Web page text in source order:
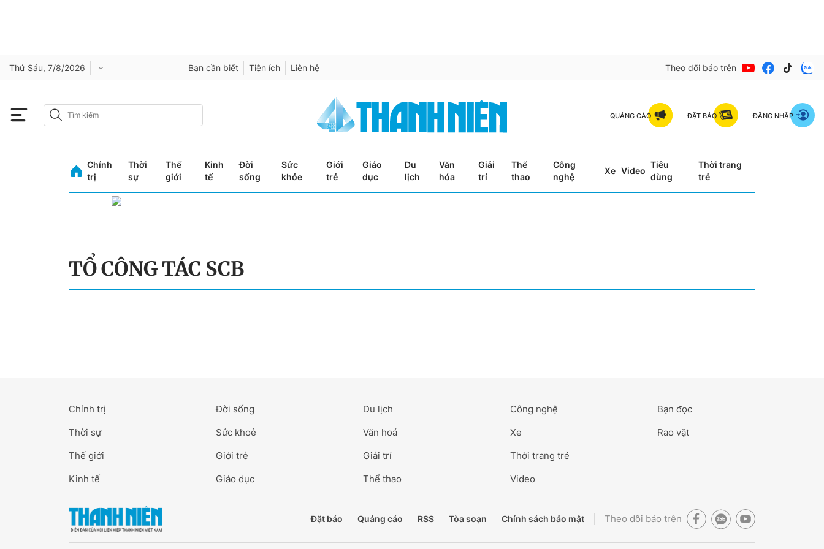
Thứ Sáu, 7/8/2026 Bạn cần biết Tiện ích Liên hệ Theo dõi báo trên
QUẢNG CÁO ĐẶT BÁO ĐĂNG NHẬP
Chính
trị
Thời
sự
Thế
giới
Kinh
tế
Đời
sống
Sức
khỏe
Giới
trẻ
Giáo
dục
Du
lịch
Văn
hóa
Giải
trí
Thể
thao
Công
nghệ
Xe Video
Tiêu
dùng
Thời trang
trẻ
TỔ CÔNG TÁC SCB
Chính trị
Thời sự
Thế giới
Kinh tế
Đời sống
Sức khoẻ
Giới trẻ
Giáo dục
Du lịch
Văn hoá
Giải trí
Thể thao
Công nghệ
Xe
Thời trang trẻ
Video
Bạn đọc
Rao vặt
Đặt báo Quảng cáo RSS Tòa soạn Chính sách bảo mật Theo dõi báo trên